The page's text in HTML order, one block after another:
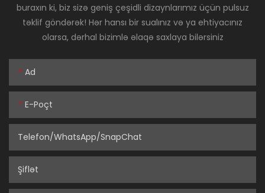
buraxın ki, biz sizə geniş çeşidli dizaynlarımız üçün pulsuz
təklif göndərək! Hər hansı bir sualınız və ya ehtiyacınız
olarsa, dərhal bizimlə əlaqə saxlaya bilərsiniz
Ad
E-Poçt
Telefon/WhatsApp/SnapChat
Şiflət